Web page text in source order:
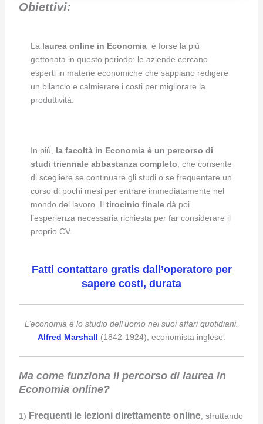
Obiettivi:
La laurea online in Economia è forse la più
gettonata in questo periodo: le aziende cercano
esperti in materie economiche che sappiano redigere
un bilancio e calmierare i costi per migliorare la
produttività.
In più, la facoltà in Economia è un percorso di
studi triennale abbastanza completo , che consente
di scegliere se continuare gli studi o se frequentare un
corso di pochi mesi per entrare immediatamente nel
mondo del lavoro. Il tirocinio finaledà poi
l’esperienza necessaria richiesta per far considerare il
proprio CV.
Fatti contattare gratis dall’operatore per
sapere costi, durata
L’economia è lo studio dell’uomo nei suoi affari quotidiani.
Alfred Marshall (1842-1924), economista inglese.
Ma come funziona il percorso di laurea in
Economia online?
1) Frequenti le lezioni direttamente online, sfruttando